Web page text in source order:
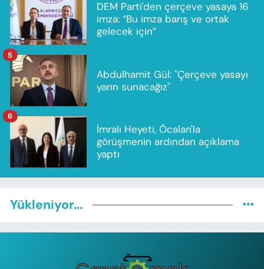
DEM Parti'den çerçeve yasaya 16
imza: “Bu imza barış ve ortak
gelecek için”
Abdulhamit Gül: "Çerçeve yasayı
yarın sunacağız"
5
İmralı Heyeti, Öcalan'la
görüşmenin ardından açıklama
yaptı
6
Yükleniyor...